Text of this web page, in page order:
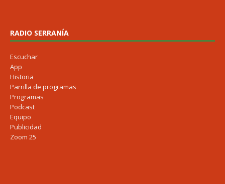
RADIO SERRANÍA
Escuchar
App
Historia
Parrilla de programas
Programas
Podcast
Equipo
Publicidad
Zoom 25